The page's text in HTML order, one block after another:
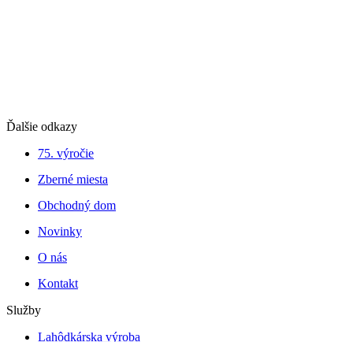
Ďalšie odkazy
75. výročie
Zberné miesta
Obchodný dom
Novinky
O nás
Kontakt
Služby
Lahôdkárska výroba